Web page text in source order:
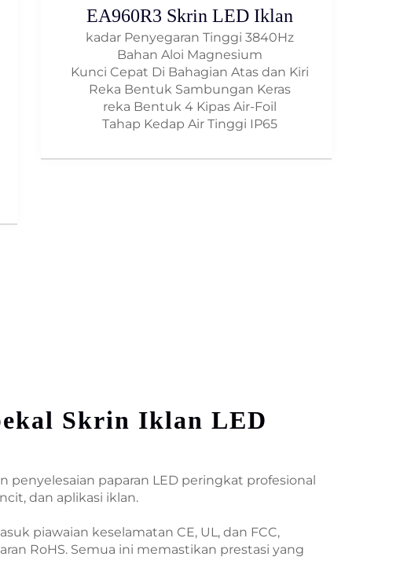
EA960R3 Skrin LED Iklan
kadar Penyegaran Tinggi 3840Hz
Bahan Aloi Magnesium
Kunci Cepat Di Bahagian Atas dan Kiri
Reka Bentuk Sambungan Keras
reka Bentuk 4 Kipas Air-Foil
Tahap Kedap Air Tinggi IP65
Skrin Iklan LED
penyelesaian paparan LED peringkat profesional
dan aplikasi iklan.
piawaian keselamatan CE, UL, dan FCC,
RoHS. Semua ini memastikan prestasi yang